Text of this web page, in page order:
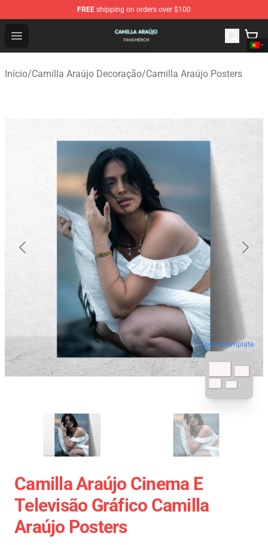
FREE shipping on orders over $100
Open menu
Camilla Araújo Shop - Official Camilla Araújo
Início/Camilla Araújo Decoração/Camilla Araújo Posters
blank template
Camilla Araújo Cinema E
Televisão Gráfico Camilla
Araújo Posters